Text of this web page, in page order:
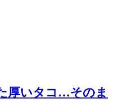
厚いタコ…そのま